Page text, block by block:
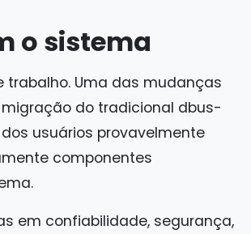
o sistema
Uma das mudanças
migração do tradicional dbus-
usuários provavelmente
componentes
em confiabilidade, segurança,